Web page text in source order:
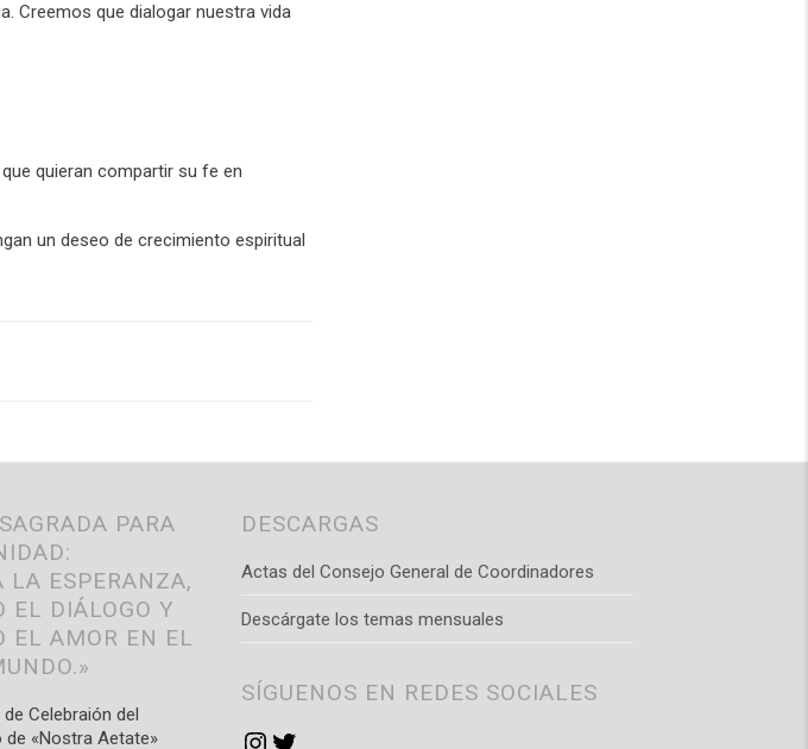
Creemos que dialogar nuestra vida
quieran compartir su fe en
un deseo de crecimiento espiritual
PARA
LA ESPERANZA,
EL DIÁLOGO Y
EL AMOR EN EL
Celebraión del
de «Nostra Aetate»
DESCARGAS
Actas del Consejo General de Coordinadores
Descárgate los temas mensuales
SÍGUENOS EN REDES SOCIALES